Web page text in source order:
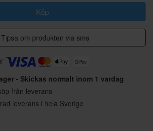
Köp
om produkten via sms
- Skickas normalt inom 1 vardag
från leverans
leverans i hela Sverige